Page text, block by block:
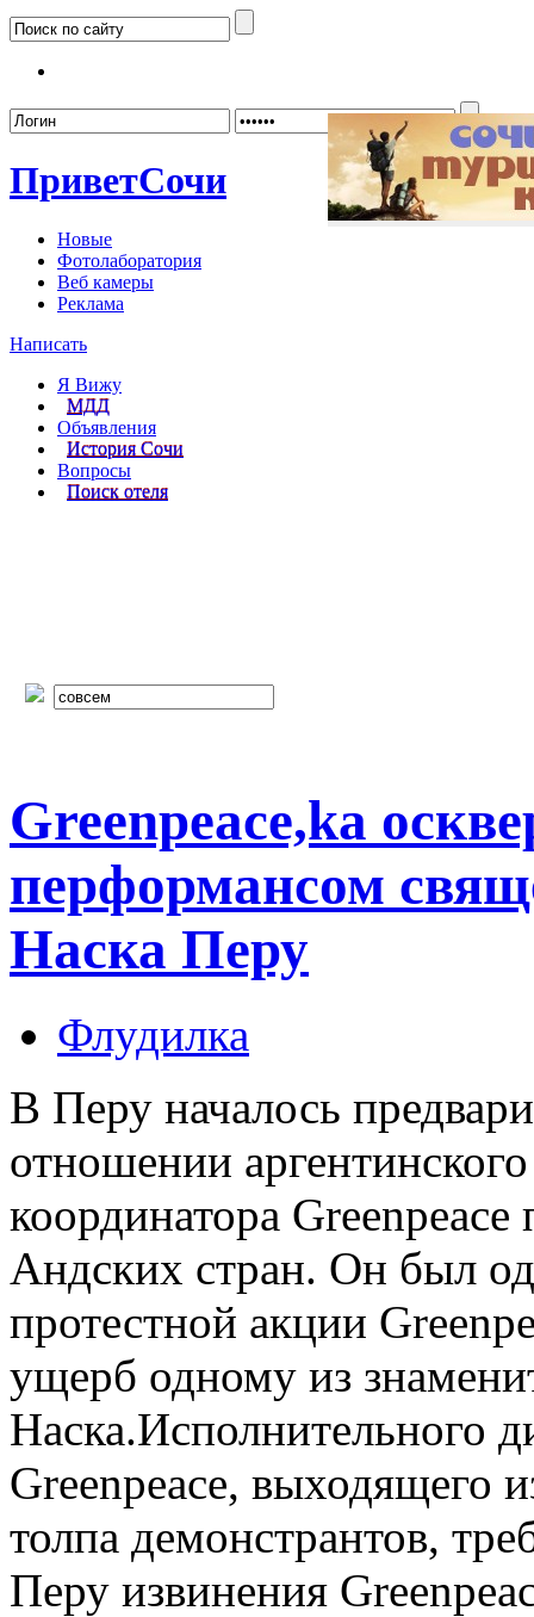
ПриветСочи
Новые
Фотолаборатория
Веб камеры
Реклама
Написать
Я Вижу
МДД
Объявления
История Сочи
Вопросы
Поиск отеля
Greenpeace,ka
перформансом
Наска Перу
Флудилка
В Перу началось
отношении
координатора
Андских стран. Он был
протестной акции
ущерб одному из
Наска.Исполнительного
Greenpeace, выходящего
толпа демонстрантов,
Перу извинения